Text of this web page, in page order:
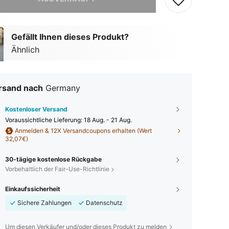
Gefällt Ihnen dieses Produkt?
Ähnlich
nach Germany
Kostenloser Versand
Voraussichtliche Lieferung: 18 Aug. - 21 Aug.
Anmelden & 12X Versandcoupons erhalten (Wert
32,07€)
30-tägige kostenlose Rückgabe
Vorbehaltlich der Fair-Use-Richtlinie
Einkaufssicherheit
Sichere Zahlungen
Datenschutz
Um diesen Verkäufer und/oder dieses Produkt zu melden